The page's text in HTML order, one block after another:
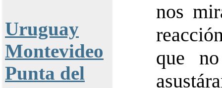
Uruguay
Montevideo
Punta del
nos
que